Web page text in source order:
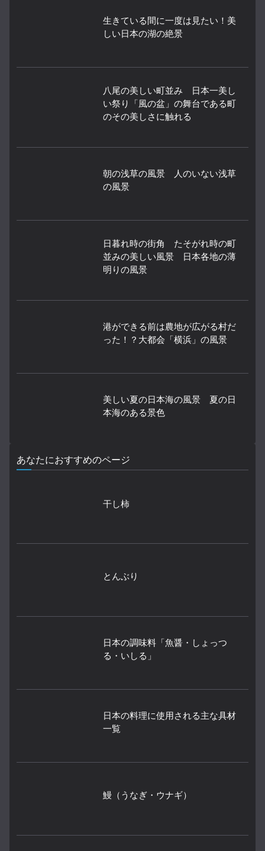
生きている間に一度は見たい！美
しい日本の湖の絶景
八尾の美しい町並み 日本一美し
い祭り「風の盆」の舞台である町
のその美しさに触れる
朝の浅草の風景 人のいない浅草
の風景
日暮れ時の街角 たそがれ時の町
並みの美しい風景 日本各地の薄
明りの風景
港ができる前は農地が広がる村だ
った！？大都会「横浜」の風景
美しい夏の日本海の風景 夏の日
本海のある景色
あなたにおすすめのページ
干し柿
とんぶり
日本の調味料「魚醤・しょっつ
る・いしる」
日本の料理に使用される主な具材
一覧
鰻（うなぎ・ウナギ）